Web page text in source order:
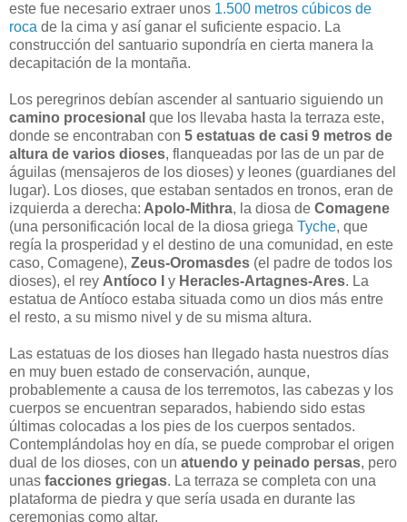
este fue necesario extraer unos 1.500 metros cúbicos de
roca de la cima y así ganar el suficiente espacio. La
construcción del santuario supondría en cierta manera la
decapitación de la montaña.
Los peregrinos debían ascender al santuario siguiendo un
camino procesional que los llevaba hasta la terraza este,
donde se encontraban con 5 estatuas de casi 9 metros de
altura de varios dioses, flanqueadas por las de un par de
águilas (mensajeros de los dioses) y leones (guardianes del
lugar). Los dioses, que estaban sentados en tronos, eran de
izquierda a derecha: Apolo-Mithra, la diosa de Comagene
(una personificación local de la diosa griega Tyche, que
regía la prosperidad y el destino de una comunidad, en este
caso, Comagene), Zeus-Oromasdes (el padre de todos los
dioses), el rey Antíoco I y Heracles-Artagnes-Ares. La
estatua de Antíoco estaba situada como un dios más entre
el resto, a su mismo nivel y de su misma altura.
Las estatuas de los dioses han llegado hasta nuestros días
en muy buen estado de conservación, aunque,
probablemente a causa de los terremotos, las cabezas y los
cuerpos se encuentran separados, habiendo sido estas
últimas colocadas a los pies de los cuerpos sentados.
Contemplándolas hoy en día, se puede comprobar el origen
dual de los dioses, con un atuendo y peinado persas, pero
unas facciones griegas. La terraza se completa con una
plataforma de piedra y que sería usada en durante las
ceremonias como altar.